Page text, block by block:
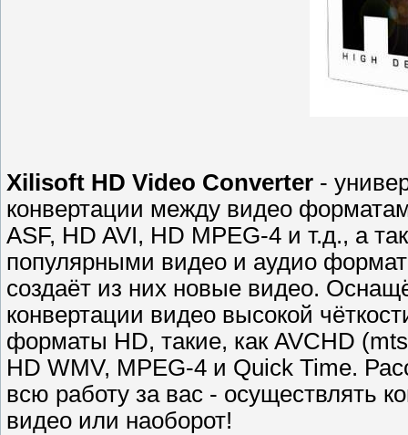
Xilisoft HD Video Converter -
конвертации между видео
ASF, HD AVI, HD MPEG-4 и т.д., а
популярными видео и аудио
создаёт из них новые видео.
конвертации видео высокой
форматы HD, такие, как AVCHD
HD WMV, MPEG-4 и Quick Time.
всю работу за вас - осуществлять
видео или наоборот!